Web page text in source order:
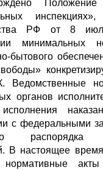
инспекциях»,
РФ от 8
минимальных
бытового
Ведомственные
органов
с федеральными
распорядка
В настоящее
нормативные